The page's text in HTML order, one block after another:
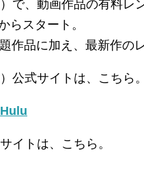
で、動画作品の有料レ
らスタート。
作品に加え、最新作の
公式サイトは、こちら。
Hulu
イトは、こちら。